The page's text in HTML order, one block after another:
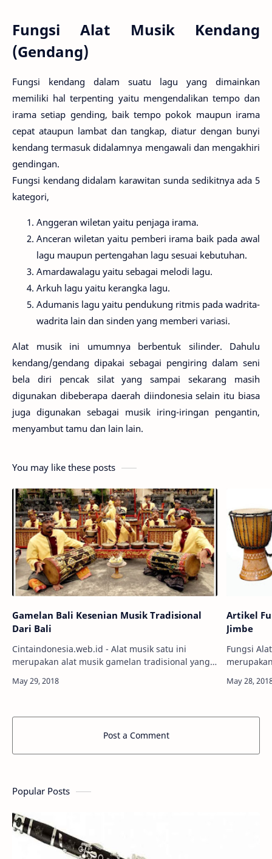
Fungsi Alat Musik Kendang
(Gendang)
Fungsi kendang dalam suatu lagu yang dimainkan
memiliki hal terpenting yaitu mengendalikan tempo dan
irama setiap gending, baik tempo pokok maupun irama
cepat ataupun lambat dan tangkap, diatur dengan bunyi
kendang termasuk didalamnya mengawali dan mengakhiri
gendingan.
Fungsi kendang didalam karawitan sunda sedikitnya ada 5
kategori,
Anggeran wiletan yaitu penjaga irama.
Anceran wiletan yaitu pemberi irama baik pada awal
lagu maupun pertengahan lagu sesuai kebutuhan.
Amardawalagu yaitu sebagai melodi lagu.
Arkuh lagu yaitu kerangka lagu.
Adumanis lagu yaitu pendukung ritmis pada wadrita-
wadrita lain dan sinden yang memberi variasi.
Alat musik ini umumnya berbentuk silinder. Dahulu
kendang/gendang dipakai sebagai pengiring dalam seni
bela diri pencak silat yang sampai sekarang masih
digunakan dibeberapa daerah diindonesia selain itu biasa
juga digunakan sebagai musik iring-iringan pengantin,
menyambut tamu dan lain lain.
You may like these posts
Gamelan Bali Kesenian Musik Tradisional
Dari Bali
Cintaindonesia.web.id - Alat musik satu ini
merupakan alat musik gamelan tradisional yang
Artikel
Jimbe
Fungsi
Post a Comment
Popular Posts